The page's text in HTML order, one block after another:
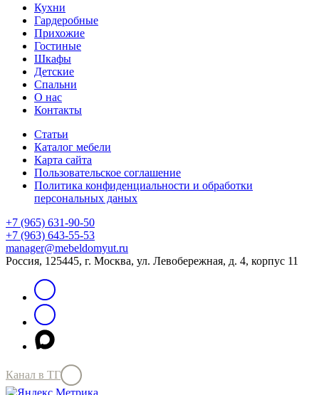
Кухни
Гардеробные
Прихожие
Гостиные
Шкафы
Детские
Спальни
О нас
Контакты
Статьи
Каталог мебели
Карта сайта
Пользовательское соглашение
Политика конфиденциальности и обработки
персональных даных
+7 (965) 631-90-50
+7 (963) 643-55-53
manager@mebeldomyut.ru
Россия, 125445, г. Москва, ул. Левобережная, д. 4, корпус 11
Канал в ТГ